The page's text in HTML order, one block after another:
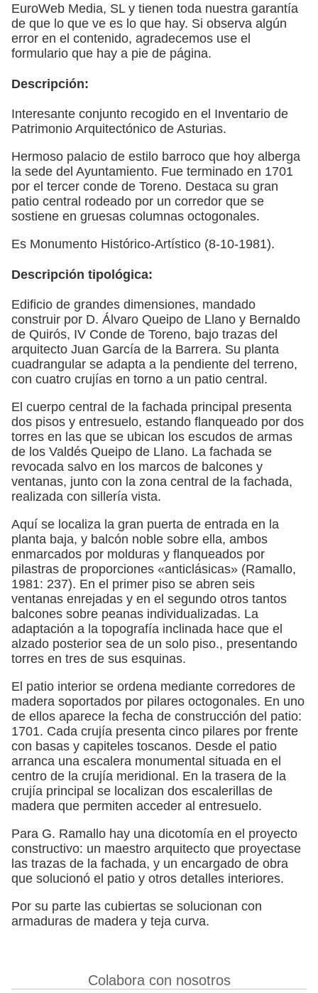
EuroWeb Media, SL y tienen toda nuestra garantía
de que lo que ve es lo que hay. Si observa algún
error en el contenido, agradecemos use el
formulario que hay a pie de página.
Descripción:
Interesante conjunto recogido en el Inventario de
Patrimonio Arquitectónico de Asturias.
Hermoso palacio de estilo barroco que hoy alberga
la sede del Ayuntamiento. Fue terminado en 1701
por el tercer conde de Toreno. Destaca su gran
patio central rodeado por un corredor que se
sostiene en gruesas columnas octogonales.
Es Monumento Histórico-Artístico (8-10-1981).
Descripción tipológica:
Edificio de grandes dimensiones, mandado
construir por D. Álvaro Queipo de Llano y Bernaldo
de Quirós, IV Conde de Toreno, bajo trazas del
arquitecto Juan García de la Barrera. Su planta
cuadrangular se adapta a la pendiente del terreno,
con cuatro crujías en torno a un patio central.
El cuerpo central de la fachada principal presenta
dos pisos y entresuelo, estando flanqueado por dos
torres en las que se ubican los escudos de armas
de los Valdés Queipo de Llano. La fachada se
revocada salvo en los marcos de balcones y
ventanas, junto con la zona central de la fachada,
realizada con sillería vista.
Aquí se localiza la gran puerta de entrada en la
planta baja, y balcón noble sobre ella, ambos
enmarcados por molduras y flanqueados por
pilastras de proporciones «anticlásicas» (Ramallo,
1981: 237). En el primer piso se abren seis
ventanas enrejadas y en el segundo otros tantos
balcones sobre peanas individualizadas. La
adaptación a la topografía inclinada hace que el
alzado posterior sea de un solo piso., presentando
torres en tres de sus esquinas.
El patio interior se ordena mediante corredores de
madera soportados por pilares octogonales. En uno
de ellos aparece la fecha de construcción del patio:
1701. Cada crujía presenta cinco pilares por frente
con basas y capiteles toscanos. Desde el patio
arranca una escalera monumental situada en el
centro de la crujía meridional. En la trasera de la
crujía principal se localizan dos escalerillas de
madera que permiten acceder al entresuelo.
Para G. Ramallo hay una dicotomía en el proyecto
constructivo: un maestro arquitecto que proyectase
las trazas de la fachada, y un encargado de obra
que solucionó el patio y otros detalles interiores.
Por su parte las cubiertas se solucionan con
armaduras de madera y teja curva.
Colabora con nosotros